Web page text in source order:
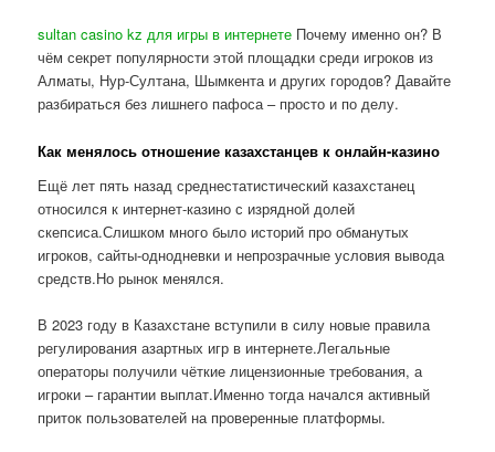
sultan casino kz для игры в интернете Почему именно он? В
чём секрет популярности этой площадки среди игроков из
Алматы, Нур-Султана, Шымкента и других городов? Давайте
разбираться без лишнего пафоса – просто и по делу.
Как менялось отношение казахстанцев к онлайн-казино
Ещё лет пять назад среднестатистический казахстанец
относился к интернет-казино с изрядной долей
скепсиса.Слишком много было историй про обманутых
игроков, сайты-однодневки и непрозрачные условия вывода
средств.Но рынок менялся.
В 2023 году в Казахстане вступили в силу новые правила
регулирования азартных игр в интернете.Легальные
операторы получили чёткие лицензионные требования, а
игроки – гарантии выплат.Именно тогда начался активный
приток пользователей на проверенные платформы.